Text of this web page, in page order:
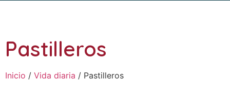
Pastilleros
Inicio / Vida diaria / Pastilleros